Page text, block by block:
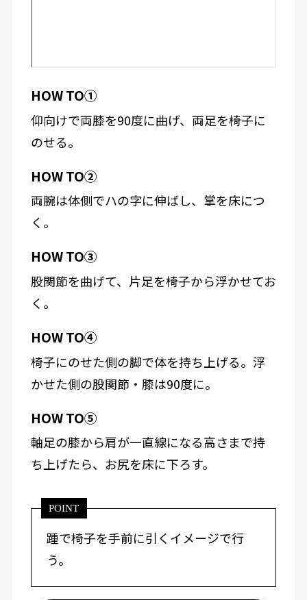
HOW TO①
仰向けで両膝を90度に曲げ、両足を椅子に
のせる。
HOW TO②
両腕は体側でハの字に伸ばし、掌を床につ
く。
HOW TO③
股関節を曲げて、片足を椅子から浮かせてお
く。
HOW TO④
椅子にのせた側の脚で体を持ち上げる。浮
かせた側の股関節・膝は90度に。
HOW TO⑤
軸足の膝から肩が一直線になる高さまで持
ち上げたら、お尻を床に下ろす。
POINT
踵で椅子を手前に引くイメージで行
う。